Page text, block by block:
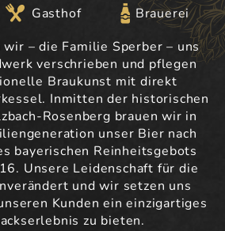
Gasthof
Brauerei
– die Familie Sperber – uns
verschrieben und pflegen
Braukunst mit direkt
Inmitten der historischen
Rosenberg brauen wir in
unser Bier nach
bayerischen Reinheitsgebots
Unsere Leidenschaft für die
und wir setzen uns
Kunden ein einzigartiges
zu bieten.